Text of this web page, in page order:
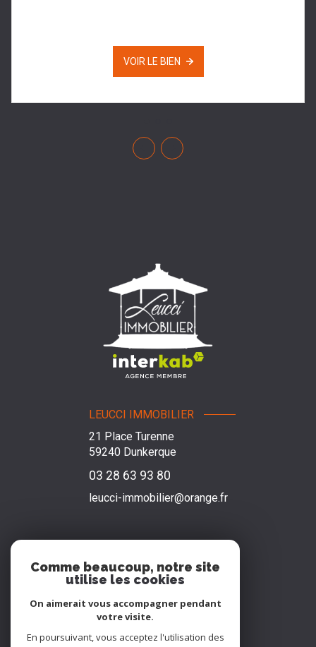
VOIR LE BIEN
LEUCCI IMMOBILIER
21 Place Turenne
59240 Dunkerque
03 28 63 93 80
leucci-immobilier@orange.fr
Nous suivre
Comme beaucoup, notre site
utilise les cookies
On aimerait vous accompagner pendant
votre visite.
En poursuivant, vous acceptez l'utilisation des